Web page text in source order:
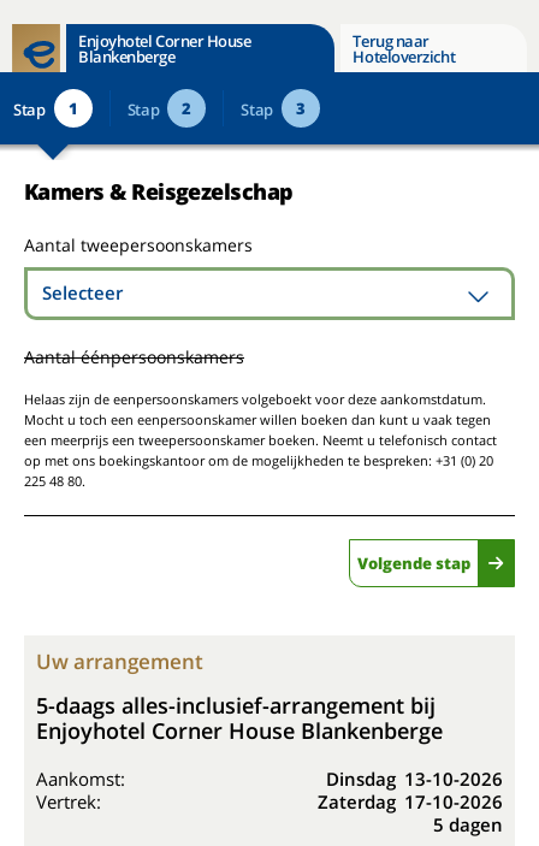
Enjoyhotel Corner House
Blankenberge
Terug naar
Hoteloverzicht
Stap 1 Stap 2 Stap 3
Kamers & Reisgezelschap
Aantal tweepersoonskamers
Selecteer
Aantal éénpersoonskamers
Helaas zijn de eenpersoonskamers volgeboekt voor deze aankomstdatum.
Mocht u toch een eenpersoonskamer willen boeken dan kunt u vaak tegen
een meerprijs een tweepersoonskamer boeken. Neemt u telefonisch contact
op met ons boekingskantoor om de mogelijkheden te bespreken: +31 (0) 20
225 48 80.
Volgende stap
Uw arrangement
5-daags alles-inclusief-arrangement bij
Enjoyhotel Corner House Blankenberge
Aankomst: Dinsdag 13-10-2026
Vertrek:
Zaterdag 17-10-2026
5 dagen